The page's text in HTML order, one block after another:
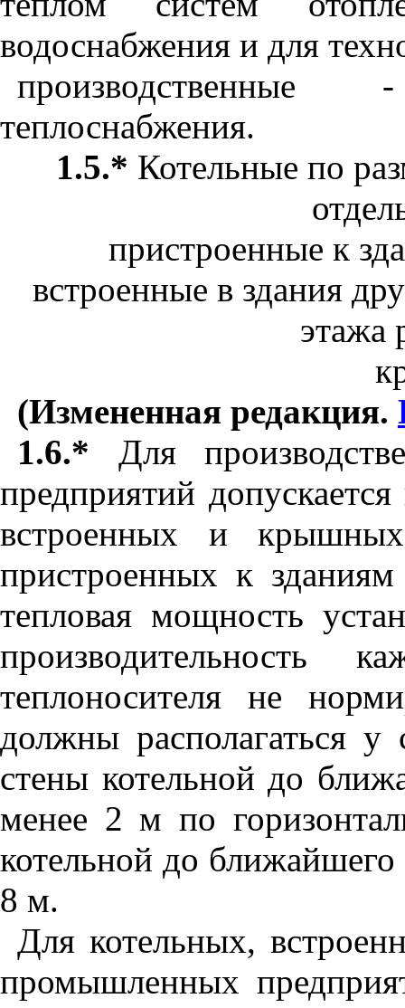
водоснабжения и для
теплоснабжения.
1.5.* Котельные по
пристроенные к
встроенные в здания
этажа
(Измененная редакция.
1.6.*
Для
предприятий
встроенных и
пристроенных к зданиям
тепловая мощность
производительность
теплоносителя не
должны располагаться у
стены котельной до
менее 2 м по
котельной до
8 м.
Для котельных,
промышленных